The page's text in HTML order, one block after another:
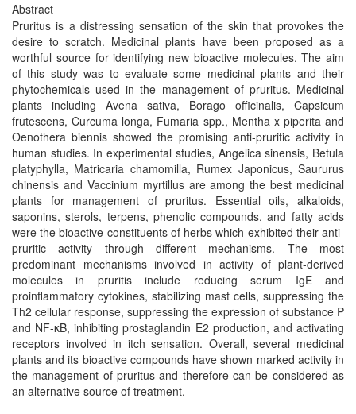
Abstract
Pruritus is a distressing sensation of the skin that provokes the
desire to scratch. Medicinal plants have been proposed as a
worthful source for identifying new bioactive molecules. The aim
of this study was to evaluate some medicinal plants and their
phytochemicals used in the management of pruritus. Medicinal
plants including Avena sativa, Borago officinalis, Capsicum
frutescens, Curcuma longa, Fumaria spp., Mentha x piperita and
Oenothera biennis showed the promising anti-pruritic activity in
human studies. In experimental studies, Angelica sinensis, Betula
platyphylla, Matricaria chamomilla, Rumex Japonicus, Saururus
chinensis and Vaccinium myrtillus are among the best medicinal
plants for management of pruritus. Essential oils, alkaloids,
saponins, sterols, terpens, phenolic compounds, and fatty acids
were the bioactive constituents of herbs which exhibited their anti-
pruritic activity through different mechanisms. The most
predominant mechanisms involved in activity of plant-derived
molecules in pruritis include reducing serum IgE and
proinflammatory cytokines, stabilizing mast cells, suppressing the
Th2 cellular response, suppressing the expression of substance P
and NF-κB, inhibiting prostaglandin E2 production, and activating
receptors involved in itch sensation. Overall, several medicinal
plants and its bioactive compounds have shown marked activity in
the management of pruritus and therefore can be considered as
an alternative source of treatment.